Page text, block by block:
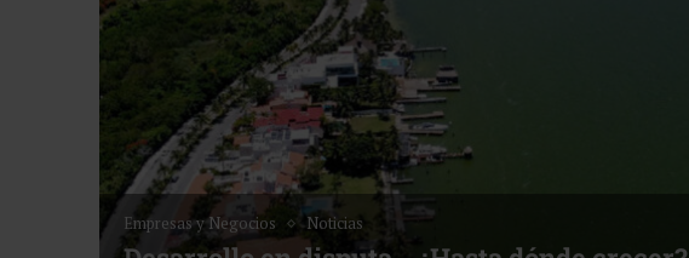
Empresas y Negocios Noticias